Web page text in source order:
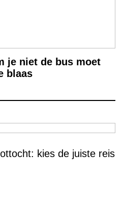
je niet de bus moet
blaas
kies de juiste reis